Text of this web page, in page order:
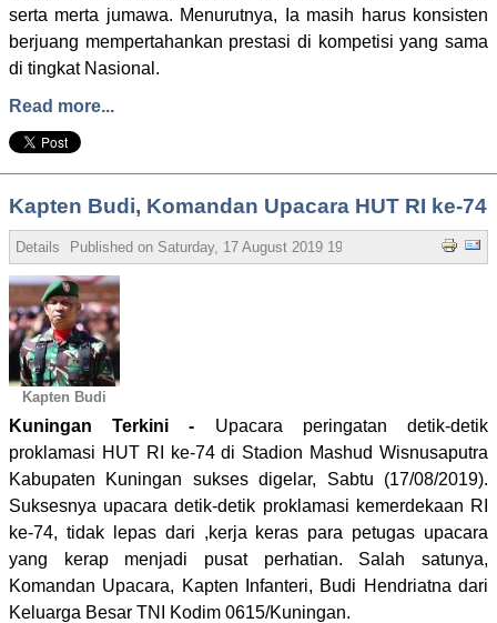
serta merta jumawa. Menurutnya, Ia masih harus konsisten
berjuang mempertahankan prestasi di kompetisi yang sama
di tingkat Nasional.
Read more...
Kapten Budi, Komandan Upacara HUT RI ke-74
Details Published on Saturday, 17 August 2019 19:05 Written by Bubud
Kapten Budi
Kuningan Terkini - Upacara peringatan detik-detik
proklamasi HUT RI ke-74 di Stadion Mashud Wisnusaputra
Kabupaten Kuningan sukses digelar, Sabtu (17/08/2019).
Suksesnya upacara detik-detik proklamasi kemerdekaan RI
ke-74, tidak lepas dari ,kerja keras para petugas upacara
yang kerap menjadi pusat perhatian. Salah satunya,
Komandan Upacara, Kapten Infanteri, Budi Hendriatna dari
Keluarga Besar TNI Kodim 0615/Kuningan.